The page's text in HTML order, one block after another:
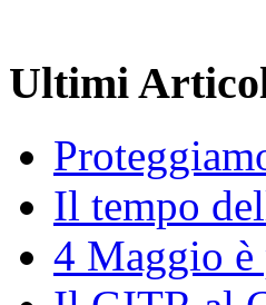
Ultimi
Il tempo
4 Maggio è